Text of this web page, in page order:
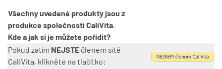
Všechny uvedené produkty jsou z
produkce společnosti CaliVita.
Kde a jak si je můžete pořídit?
Pokud zatím NEJSTE členem sítě
CaliVita, klikněte na tlačítko: